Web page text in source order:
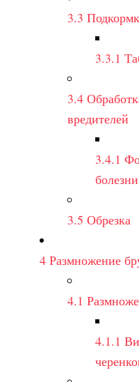
3.3
3.3.1
3.4
вредителей
3.4.1
3.5 Обрезка
4 Размножение
4.1
4.1.1